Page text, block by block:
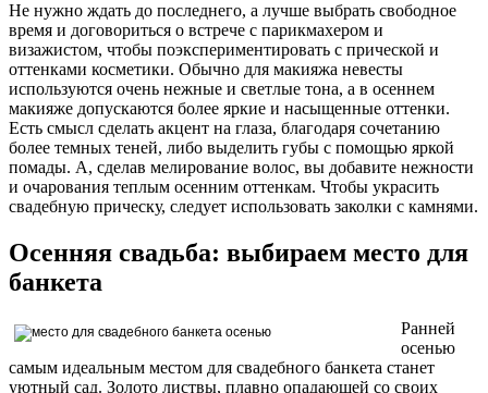
Не нужно ждать до последнего, а лучше выбрать свободное
время и договориться о встрече с парикмахером и
визажистом, чтобы поэкспериментировать с прической и
оттенками косметики. Обычно для макияжа невесты
используются очень нежные и светлые тона, а в осеннем
макияже допускаются более яркие и насыщенные оттенки.
Есть смысл сделать акцент на глаза, благодаря сочетанию
более темных теней, либо выделить губы с помощью яркой
помады. А, сделав мелирование волос, вы добавите нежности
и очарования теплым осенним оттенкам. Чтобы украсить
свадебную прическу, следует использовать заколки с камнями.
Осенняя свадьба: выбираем место для
банкета
Ранней
осенью
самым идеальным местом для свадебного банкета станет
уютный сад. Золото листвы, плавно опадающей со своих